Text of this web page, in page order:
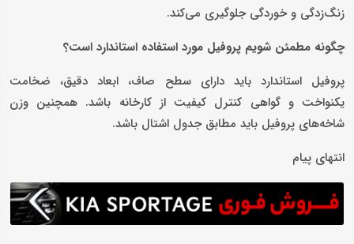
زنگ‌زدگی و خوردگی جلوگیری می‌کند.
چگونه مطمئن شویم پروفیل مورد استفاده استاندارد است؟
پروفیل استاندارد باید دارای سطح صاف، ابعاد دقیق، ضخامت
یکنواخت و گواهی کنترل کیفیت از کارخانه باشد. همچنین وزن
شاخه‌های پروفیل باید مطابق جدول اشتال باشد.
انتهای پیام